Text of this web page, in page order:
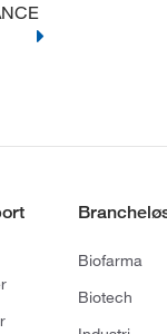
Biofarma
Biotech